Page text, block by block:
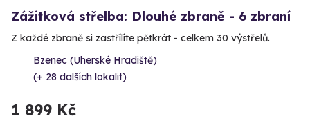
Zážitková střelba: Dlouhé zbraně - 6 zbraní
Z každé zbraně si zastřílíte pětkrát - celkem 30 výstřelů.
Bzenec (Uherské Hradiště)
(+ 28 dalších lokalit)
1 899 Kč